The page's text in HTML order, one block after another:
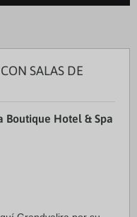
SALAS DE
Boutique Hotel & Spa